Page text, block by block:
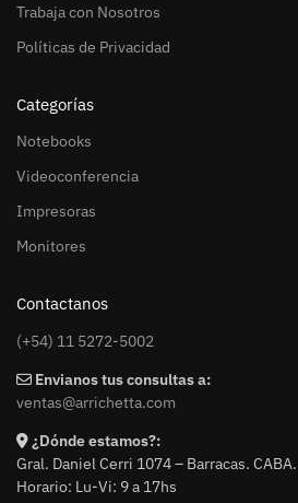
Trabaja con Nosotros
Políticas de Privacidad
Categorías
Notebooks
Videoconferencia
Impresoras
Monitores
Contactanos
(+54) 11 5272-5002
Envianos tus consultas a:
ventas@arrichetta.com
¿Dónde estamos?:
Gral. Daniel Cerri 1074 – Barracas. CABA.
Horario: Lu-Vi: 9 a 17hs